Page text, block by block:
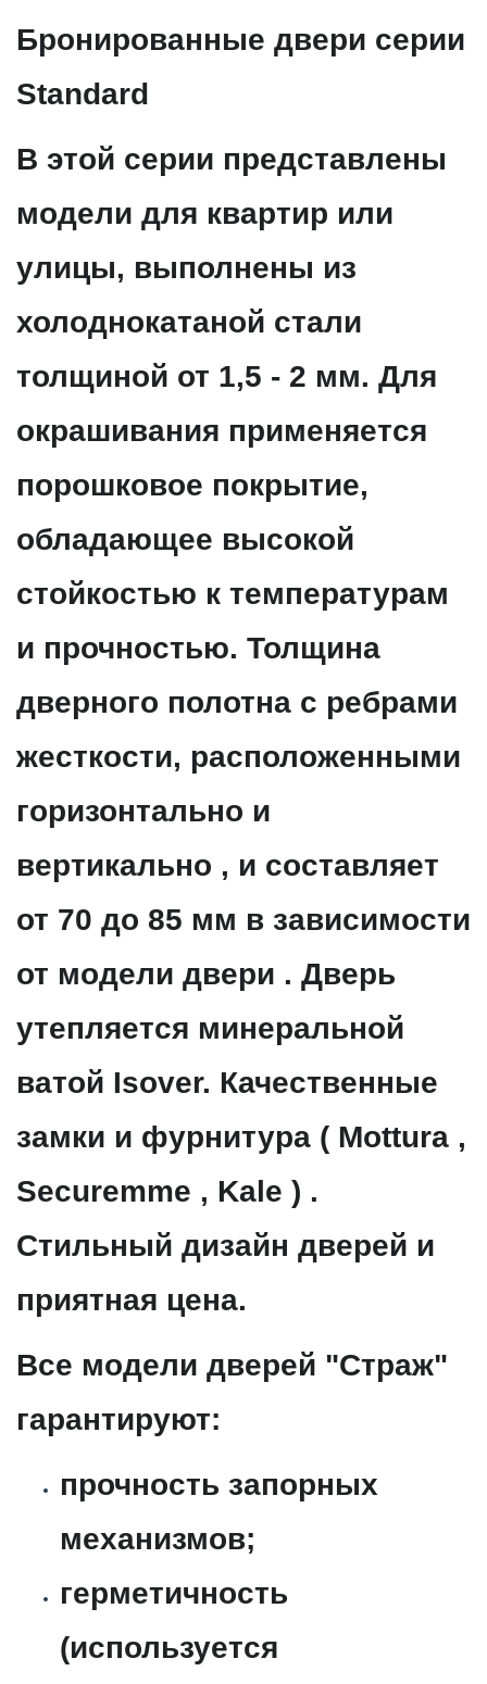
Бронированные двери серии
Standard
В этой серии представлены
модели для квартир или
улицы, выполнены из
холоднокатаной стали
толщиной от 1,5 - 2 мм. Для
окрашивания применяется
порошковое покрытие,
обладающее высокой
стойкостью к температурам
и прочностью. Толщина
дверного полотна с ребрами
жесткости, расположенными
горизонтально и
вертикально , и составляет
от 70 до 85 мм в зависимости
от модели двери . Дверь
утепляется минеральной
ватой Isover. Качественные
замки и фурнитура ( Mottura ,
Securemme , Kale ) .
Стильный дизайн дверей и
приятная цена.
Все модели дверей "Страж"
гарантируют:
прочность запорных
механизмов;
герметичность
(используется